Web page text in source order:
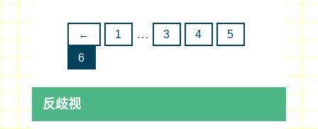
← 1 … 3 4
5
6
反歧视